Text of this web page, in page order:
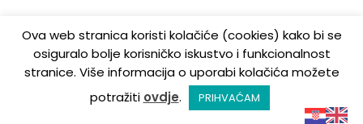
Ova web stranica koristi kolačiće (cookies) kako bi se
osiguralo bolje korisničko iskustvo i funkcionalnost
stranice. Više informacija o uporabi kolačića možete
potražiti ovdje. PRIHVAĆAM